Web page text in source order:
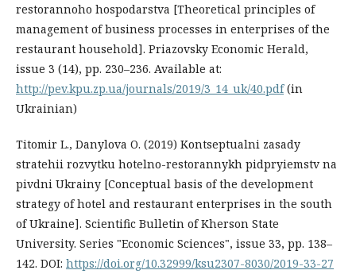
restorannoho hospodarstva [Theoretical principles of
management of business processes in enterprises of the
restaurant household]. Priazovsky Economic Herald,
issue 3 (14), pр. 230–236. Available at:
http://pev.kpu.zp.ua/journals/2019/3_14_uk/40.pdf(in
Ukrainian)
Titomir L., Danylova O. (2019) Kontseptualni zasady
stratehii rozvytku hotelno-restorannykh pidpryiemstv na
pivdni Ukrainy [Conceptual basis of the development
strategy of hotel and restaurant enterprises in the south
of Ukraine]. Scientific Bulletin of Kherson State
University. Series "Economic Sciences", issue 33, pр. 138–
142. DOI: https://doi.org/10.32999/ksu2307-8030/2019-33-27